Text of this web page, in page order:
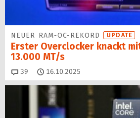
NEUER RAM-OC-REKORD UPDATE
Erster Overclocker knackt
13.000 MT/s
39 Kommentare
16.10.2025